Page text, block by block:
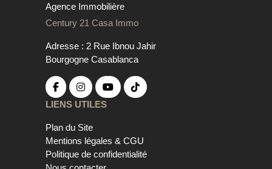
Agence Immobilière
Century 21 Casa Immo
Adresse : 2 Rue Ibnou Jahir
Bourgogne Casablanca
LIENS UTILES
Plan du Site
Mentions légales & CGU
Politique de confidentialité